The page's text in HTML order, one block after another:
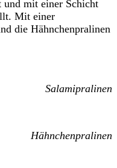
und mit einer Schicht
Mit einer
die Hähnchenpralinen
Salamipralinen
Hähnchenpralinen